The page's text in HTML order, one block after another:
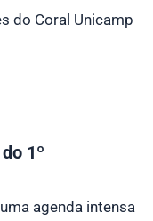
do Coral Unicamp
1º
agenda intensa